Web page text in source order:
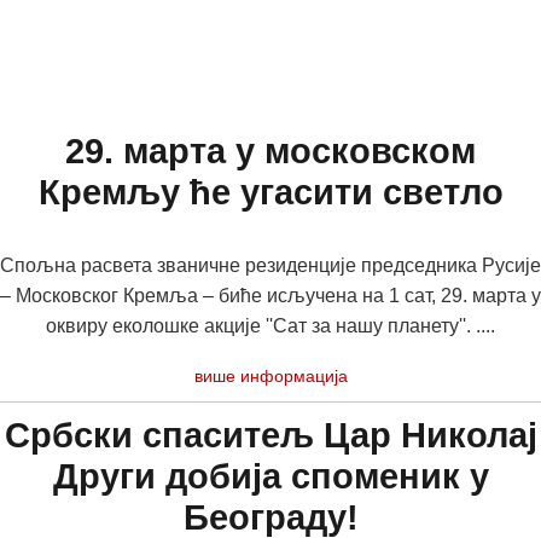
29. марта у московском
Кремљу ће угасити светло
Спољна расвета званичне резиденције председника Русије
– Московског Кремља – биће исључена на 1 сат, 29. марта у
оквиру еколошке акције ''Сат за нашу планету''. ....
више информација
Србски спаситељ Цар Николај
Други добија споменик у
Београду!